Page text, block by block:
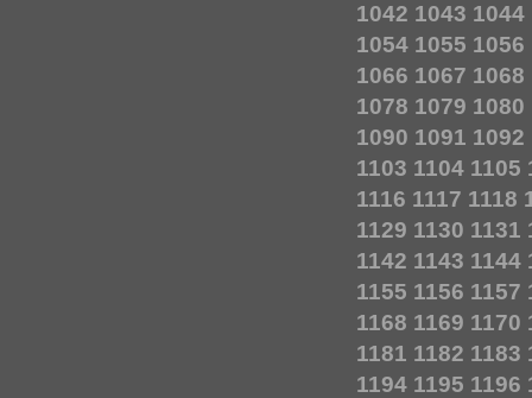
1042 1043 1044
1054 1055 1056
1066 1067 1068
1078 1079 1080
1090 1091 1092
1103 1104 1105
1116 1117 1118
1129 1130 1131
1142 1143 1144
1155 1156 1157
1168 1169 1170
1181 1182 1183
1194 1195 1196